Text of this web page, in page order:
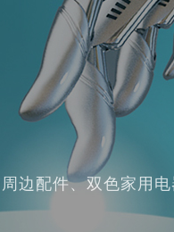
边配件、双色家用